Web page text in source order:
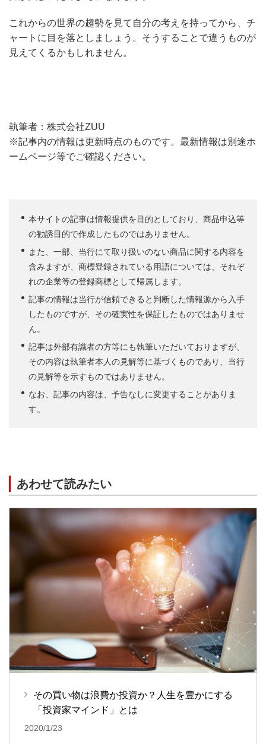
これからの世界の趨勢を見て自分の考えを持ってから、チ
ャートに目を落としましょう。そうすることで違うものが
見えてくるかもしれません。
執筆者：株式会社ZUU
※記事内の情報は更新時点のものです。最新情報は別途ホ
ームページ等でご確認ください。
本サイトの記事は情報提供を目的としており、商品申込等
の勧誘目的で作成したものではありません。
また、一部、当行にて取り扱いのない商品に関する内容を
含みますが、商標登録されている用語については、それぞ
れの企業等の登録商標として帰属します。
記事の情報は当行が信頼できると判断した情報源から入手
したものですが、その確実性を保証したものではありませ
ん。
記事は外部有識者の方等にも執筆いただいておりますが、
その内容は執筆者本人の見解等に基づくものであり、当行
の見解等を示すものではありません。
なお、記事の内容は、予告なしに変更することがありま
す。
あわせて読みたい
その買い物は浪費か投資か？人生を豊かにする
「投資家マインド」とは
2020/1/23